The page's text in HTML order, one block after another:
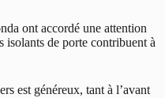
ont accordé une attention
isolants de porte contribuent à
est généreux, tant à l’avant